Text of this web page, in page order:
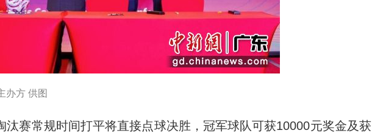
办方 供图
赛常规时间打平将直接点球决胜，冠军球队可获10000元奖金及获